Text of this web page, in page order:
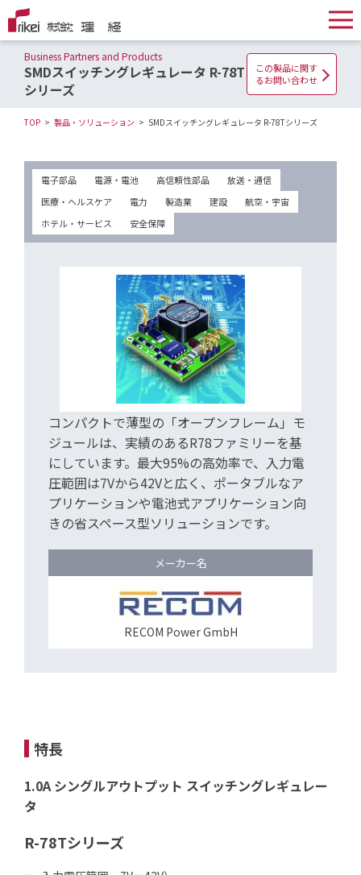
Business Partners and Products
SMDスイッチングレギュレータ R-78T
シリーズ
この製品に関す
るお問い合わせ
TOP 製品・ソリューション SMDスイッチングレギュレータ R-78Tシリーズ
電子部品 電源・電池 高信頼性部品
放送・通信
医療・ヘルスケア
電力 製造業 建設
航空・宇宙
ホテル・サービス
安全保障
コンパクトで薄型の「オープンフレーム」モ
ジュールは、実績のあるR78ファミリーを基
にしています。最大95%の高効率で、入力電
圧範囲は7Vから42Vと広く、ポータブルなア
プリケーションや電池式アプリケーション向
きの省スペース型ソリューションです。
メーカー名
RECOM Power GmbH
特長
1.0A シングルアウトプット スイッチングレギュレー
タ
R-78Tシリーズ